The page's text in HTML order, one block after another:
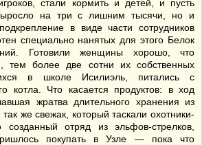
стали кормить и детей, и пусть
на три с лишним тысячи, но и
в виде части сотрудников
специально нанятых для этого Белок
Готовили женщины хорошо, что
тем более две сотни их собственных
в школе Исилиэль, питались с
котла. Что касается продуктов: в ход
жратва длительного хранения из
же свежак, который таскали охотники-
отряд из эльфов-стрелков,
покупать в Узле — пока что